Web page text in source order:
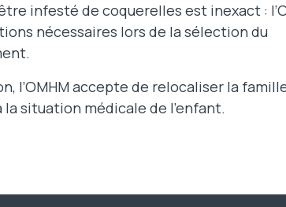
infesté de coquerelles est inexact :
nécessaires lors de la sélection du
l’OMHM accepte de relocaliser la
situation médicale de l’enfant.